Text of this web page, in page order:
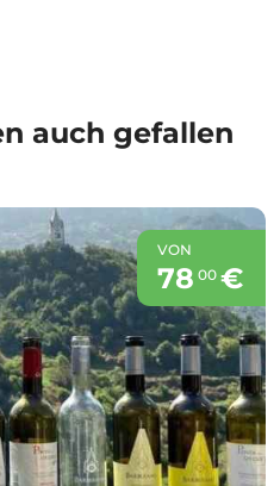
auch gefallen
VON
78 00€